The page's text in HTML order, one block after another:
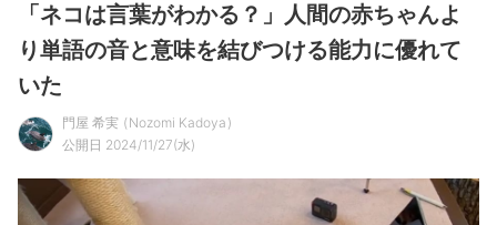
「ネコは言葉がわかる？」人間の赤ちゃんよ
り単語の音と意味を結びつける能力に優れて
いた
門屋 希実
Nozomi Kadoya
公開日 2024/11/27(水)